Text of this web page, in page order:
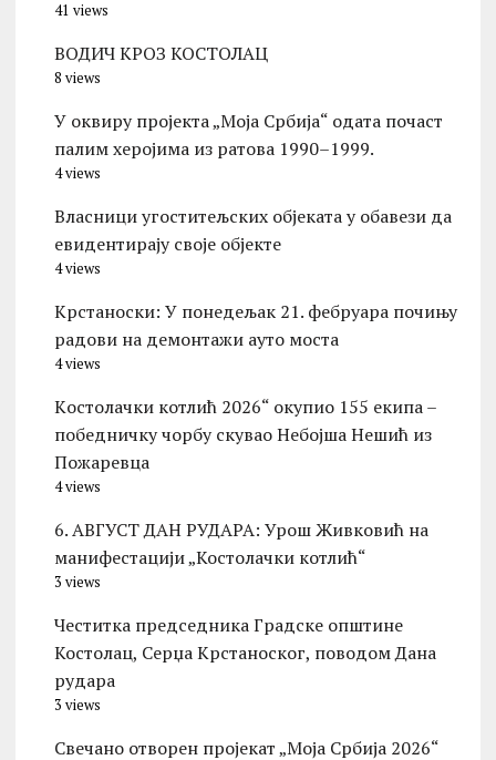
41 views
ВОДИЧ КРОЗ КОСТОЛАЦ
8 views
У оквиру пројекта „Моја Србија“ одата почаст
палим херојима из ратова 1990–1999.
4 views
Власници угоститељских објеката у обавези да
евидентирају своје објекте
4 views
Kрстаноски: У понедељак 21. фебруара почињу
радови на демонтажи ауто моста
4 views
Kостолачки котлић 2026“ окупио 155 екипа –
победничку чорбу скувао Небојша Нешић из
Пожаревца
4 views
6. АВГУСТ ДАН РУДАРА: Урош Живковић на
манифестацији „Костолачки котлић“
3 views
Честитка председника Градске општине
Костолац, Серџа Крстаноског, поводом Дана
рудара
3 views
Свечано отворен пројекат „Моја Србија 2026“